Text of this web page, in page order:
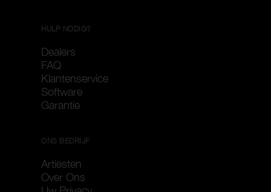
HULP NODIG?
Dealers
FAQ
Klantenservice
Software
Garantie
ONS BEDRIJF
Artiesten
Over Ons